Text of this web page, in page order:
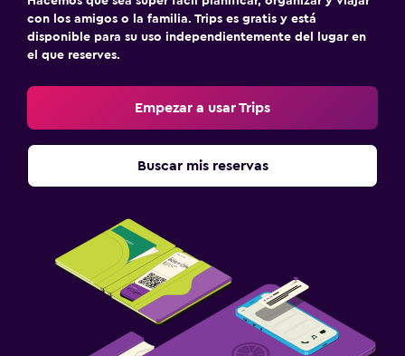
Limpieza diaria
Botiquín de primeros auxilios
Estacionamiento y transporte
Estacionamiento gratuito
Estacionamiento privado
Minibar
Mesa de comedor
con los amigos o la familia. Trips es gratis y está
disponible para su uso independientemente del lugar en
el que reserves.
Empezar a usar Trips
Buscar mis reservas